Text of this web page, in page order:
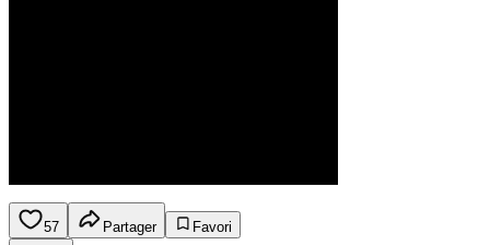
57 Partager
Favori